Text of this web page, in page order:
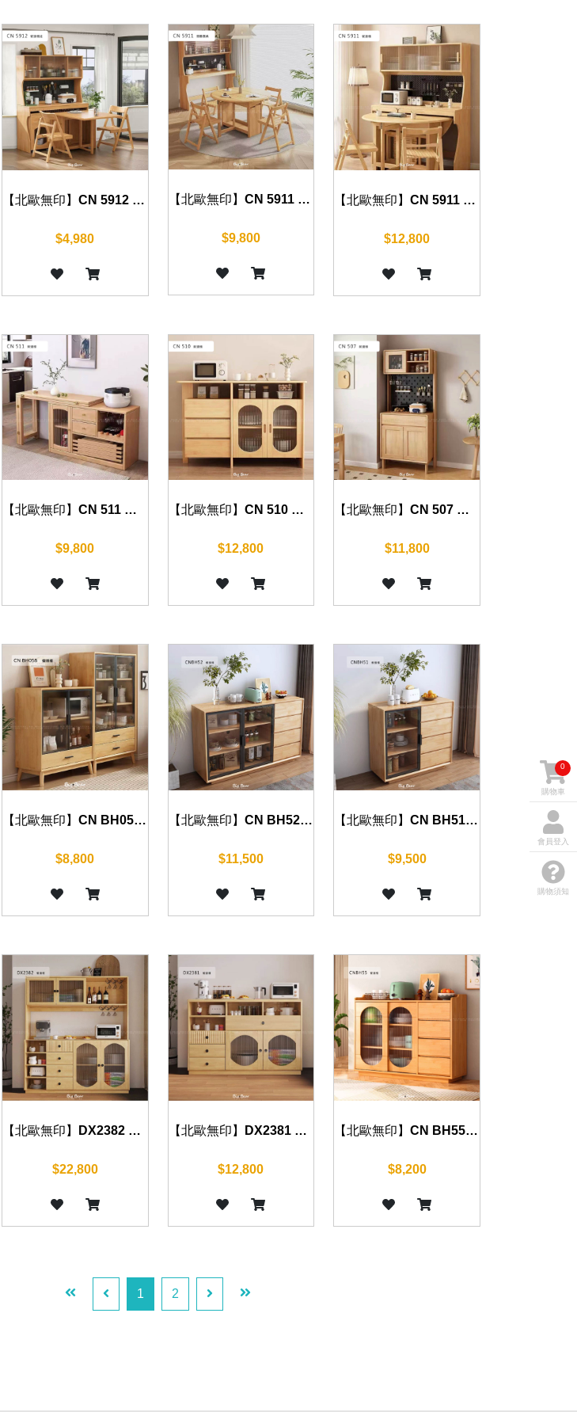
【北歐無印】CN 5912 餐邊櫃組 120cm
$4,980
【北歐無印】CN 5911 摺疊圓桌 115/135cm
$9,800
【北歐無印】CN 5911 餐邊櫃 140cm
$12,800
【北歐無印】CN 511 餐邊櫃 120cm
$9,800
【北歐無印】CN 510 餐邊櫃 140cm
$12,800
【北歐無印】CN 507 餐邊櫃 79cm
$11,800
【北歐無印】CN BH058 餐邊櫃 80cm
$8,800
【北歐無印】CN BH52 餐邊櫃 (可做岩板) 140cm
$11,500
【北歐無印】CN BH51 餐邊櫃 (可做岩板) 95cm
$9,500
【北歐無印】DX2382 餐邊櫃 150cm
$22,800
【北歐無印】DX2381 餐邊櫃 150cm
$12,800
【北歐無印】CN BH55 餐邊櫃 (可做岩板) 80cm/120cm
$8,200
1 2
購物車
0
會員登入
購物須知